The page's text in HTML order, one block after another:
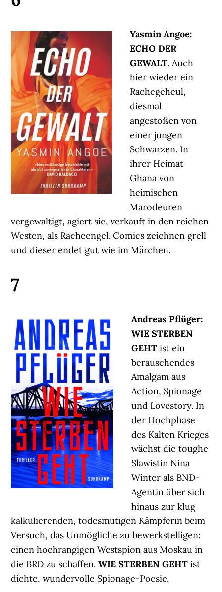
Yasmin Angoe:
ECHO DER
GEWALT. Auch
hier wieder ein
Rachegeheul,
diesmal
angestoßen von
einer jungen
Schwarzen. In
ihrer Heimat
Ghana von
heimischen
Marodeuren
vergewaltigt, agiert sie, verkauft in den reichen
Westen, als Racheengel. Comics zeichnen grell
und dieser endet gut wie im Märchen.
7
Andreas Pflüger:
WIE STERBEN
GEHT ist ein
berauschendes
Amalgam aus
Action, Spionage
und Lovestory. In
der Hochphase
des Kalten Krieges
wächst die toughe
Slawistin Nina
Winter als BND-
Agentin über sich
hinaus zur klug
kalkulierenden, todesmutigen Kämpferin beim
Versuch, das Unmögliche zu bewerkstelligen:
einen hochrangigen Westspion aus Moskau in
die BRD zu schaffen.WIE STERBEN GEHT ist
dichte, wundervolle Spionage-Poesie.